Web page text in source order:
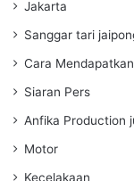
Jakarta
Sanggar tari
Cara
Siaran Pers
Anfika Production
Motor
Kecelakaan